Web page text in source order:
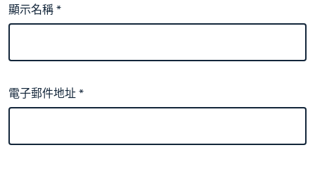
顯示名稱*
電子郵件地址*